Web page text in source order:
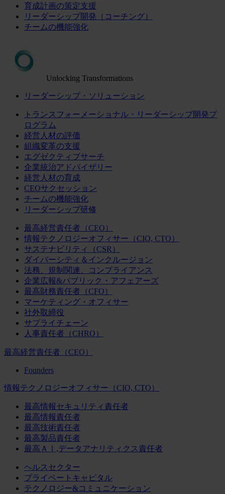
育成計画の策定支援
リーダーシップ開発（コーチング）
チームの機能強化
Unlocking Transformations
リーダーシップ・ソリューション
トランスフォーメーショナル・リーダーシップ開発プ
ログラム
経営人材の評価
組織変革の支援
エグゼクティブサーチ
企業統治アドバイザリー
経営人材の育成
CEOサクセッション
チームの機能強化
リーダーシップ研修
最高経営責任者（CEO）
情報テクノロジーオフィサー（CIO, CTO）
サステナビリティ（CSR）
ダイバーシティ＆インクルージョン
法務、規制関連、コンプライアンス
企業広報&パブリック・アフェアーズ
最高財務責任者（CFO）
マーケティング・オフィサー
社外取締役
サプライチェーン
人事責任者（CHRO）
最高経営責任者（CEO）
Founders
情報テクノロジーオフィサー（CIO, CTO）
最高情報セキュリティ責任者
最高情報責任者
最高技術責任者
最高製品責任者
最高ＡＩ,データアナリティクス責任者
ヘルスセクター
プライベートキャピタル
テクノロジー&コミュニケーション